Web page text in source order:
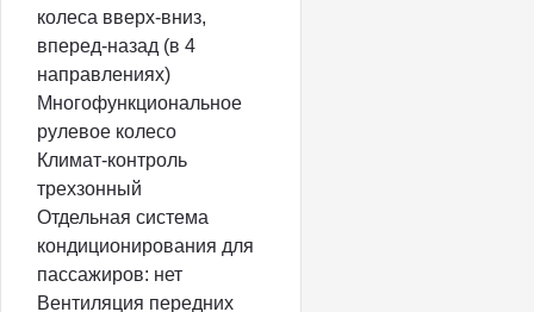
колеса вверх-вниз,
вперед-назад (в 4
направлениях)
Многофункциональное
рулевое колесо
Климат-контроль
трехзонный
Отдельная система
кондиционирования для
пассажиров: нет
Вентиляция передних